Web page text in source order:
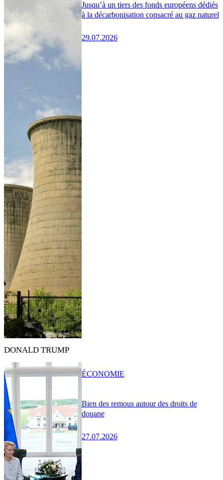
Jusqu’à un tiers des fonds européens dédiés
à la décarbonisation consacré au gaz naturel
29.07.2026
DONALD TRUMP
Bien des remous autour des droits de
douane
27.07.2026
ÉCONOMIE